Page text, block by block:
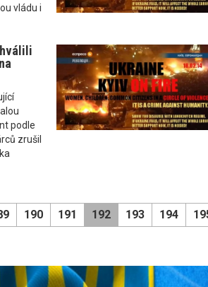
vládu i
podle
zrušil
190 191 192 193 194